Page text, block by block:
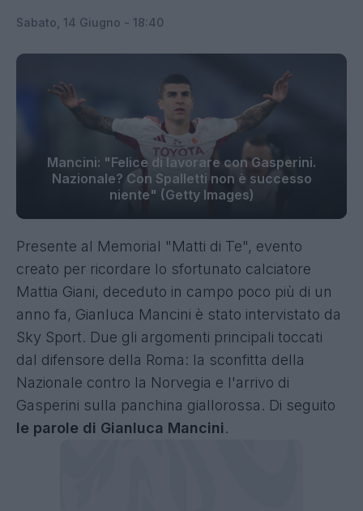
Sabato, 14 Giugno - 18:40
Mancini: "Felice di lavorare con Gasperini.
Nazionale? Con Spalletti non è successo
niente" (Getty Images)
Presente al Memorial "Matti di Te", evento
creato per ricordare lo sfortunato calciatore
Mattia Giani, deceduto in campo poco più di un
anno fa, Gianluca Mancini è stato intervistato da
Sky Sport. Due gli argomenti principali toccati
dal difensore della Roma: la sconfitta della
Nazionale contro la Norvegia e l'arrivo di
Gasperini sulla panchina giallorossa. Di seguito
le parole di Gianluca Mancini.